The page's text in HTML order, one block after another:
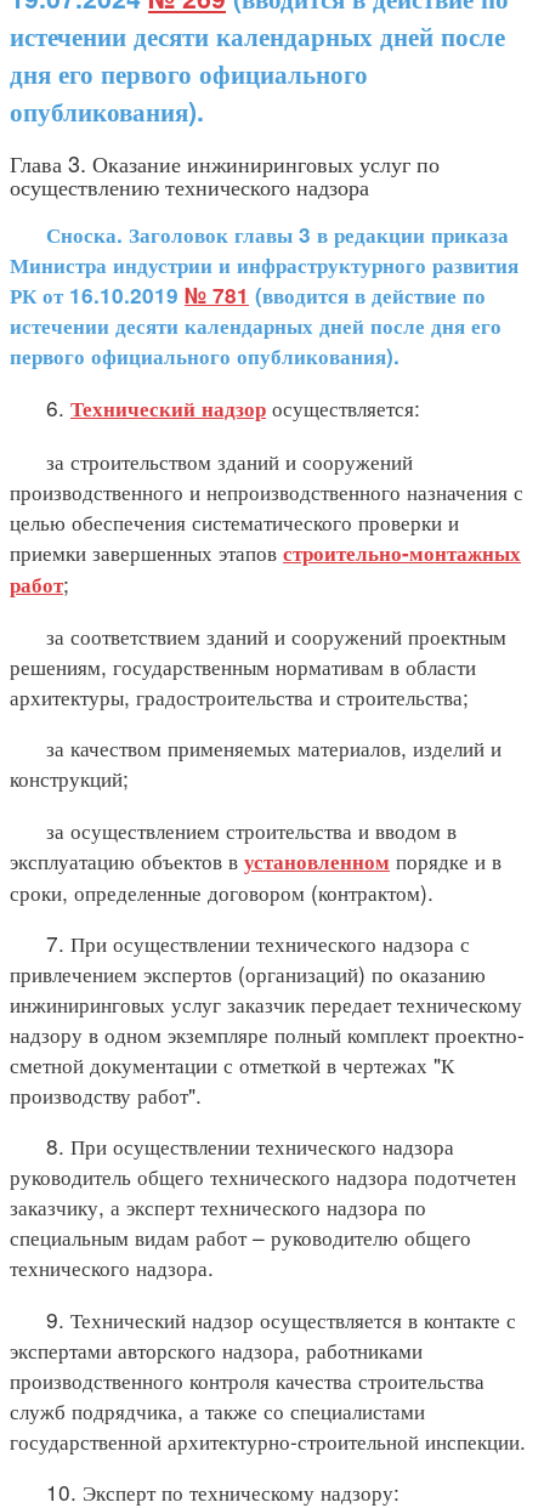
истечении десяти календарных дней после
дня его первого официального
опубликования).
Глава 3. Оказание инжиниринговых услуг по
осуществлению технического надзора
Сноска. Заголовок главы 3 в редакции приказа
Министра индустрии и инфраструктурного развития
РК от 16.10.2019 № 781 (вводится в действие по
истечении десяти календарных дней после дня его
первого официального опубликования).
6. Технический надзор осуществляется:
за строительством зданий и сооружений
производственного и непроизводственного назначения с
целью обеспечения систематического проверки и
приемки завершенных этапов строительно-монтажных
работ;
за соответствием зданий и сооружений проектным
решениям, государственным нормативам в области
архитектуры, градостроительства и строительства;
за качеством применяемых материалов, изделий и
конструкций;
за осуществлением строительства и вводом в
эксплуатацию объектов в установленном порядке и в
сроки, определенные договором (контрактом).
7. При осуществлении технического надзора с
привлечением экспертов (организаций) по оказанию
инжиниринговых услуг заказчик передает техническому
надзору в одном экземпляре полный комплект проектно-
сметной документации с отметкой в чертежах "К
производству работ".
8. При осуществлении технического надзора
руководитель общего технического надзора подотчетен
заказчику, а эксперт технического надзора по
специальным видам работ – руководителю общего
технического надзора.
9. Технический надзор осуществляется в контакте с
экспертами авторского надзора, работниками
производственного контроля качества строительства
служб подрядчика, а также со специалистами
государственной архитектурно-строительной инспекции.
10. Эксперт по техническому надзору: